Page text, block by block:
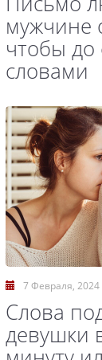
мужчине
чтобы до
словами
7 Февраля, 2024
Слова
девушки